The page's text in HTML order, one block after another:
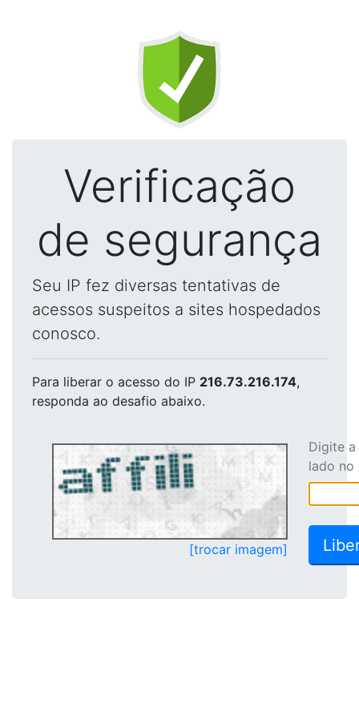
Verificação
de segurança
Seu IP fez diversas tentativas de
acessos suspeitos a sites hospedados
conosco.
Para liberar o acesso do IP 216.73.216.174,
responda ao desafio abaixo.
[trocar imagem]
Digite
lado no